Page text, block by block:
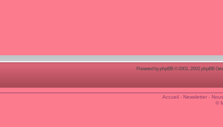
Powered byphpBB© 2001, 2002 phpBB
Accueil- Newsletter-
©